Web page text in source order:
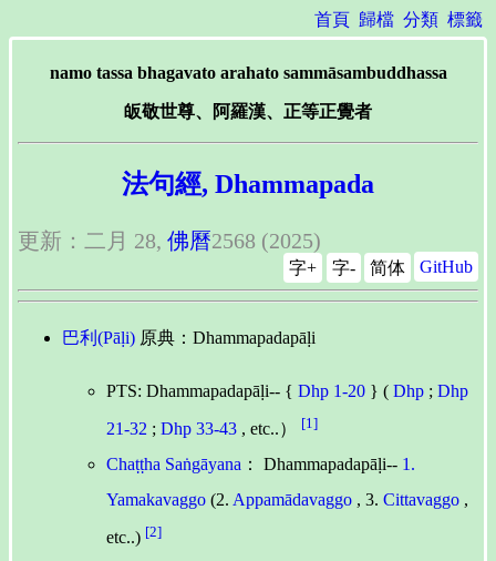
首頁 歸檔 分類 標籤
namo tassa bhagavato arahato sammāsambuddhassa
皈敬世尊、阿羅漢、正等正覺者
法句經, Dhammapada
更新：二月 28, 佛曆2568 (2025)
GitHub
简体
字+ 字-
巴利(Pāḷi) 原典：Dhammapadapāḷi
PTS: Dhammapadapāḷi-- { Dhp 1-20 } ( Dhp ; Dhp
21-32 ; Dhp 33-43 , etc..） [1]
Chaṭṭha Saṅgāyana ： Dhammapadapāḷi-- 1.
Yamakavaggo (2. Appamādavaggo , 3. Cittavaggo ,
etc..) [2]